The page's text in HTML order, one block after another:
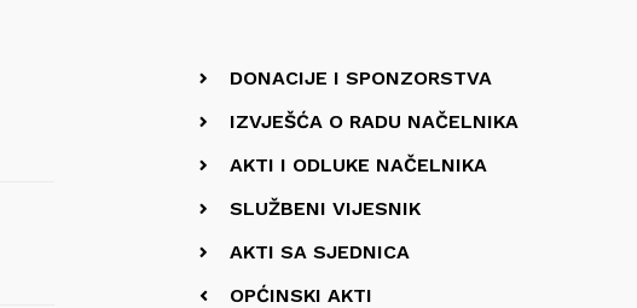
DONACIJE I SPONZORSTVA
IZVJEŠĆA O RADU NAČELNIKA
AKTI I ODLUKE NAČELNIKA
SLUŽBENI VIJESNIK
AKTI SA SJEDNICA
OPĆINSKI AKTI